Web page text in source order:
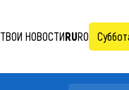
ТВОИ НОВОСТИRURO